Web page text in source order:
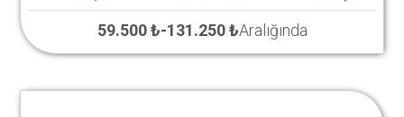
59.500 ₺-131.250 ₺Aralığında